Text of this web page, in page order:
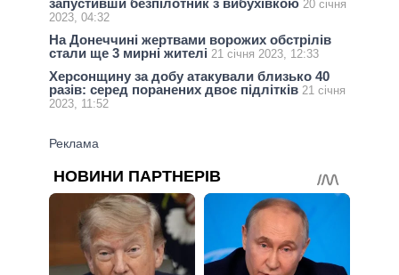
20 січня
2023, 04:32
На Донеччині жертвами ворожих обстрілів
стали ще 3 мирні жителі 21 січня 2023, 12:33
Херсонщину за добу атакували близько 40
разів: серед поранених двоє підлітків 21 січня
2023, 11:52